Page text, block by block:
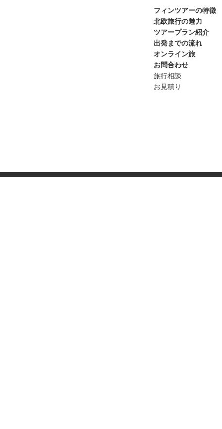
フィンツアーの特徴
北欧旅行の魅力
ツアープラン紹介
出発までの流れ
オンライン旅
お問合わせ
旅行相談
お見積り